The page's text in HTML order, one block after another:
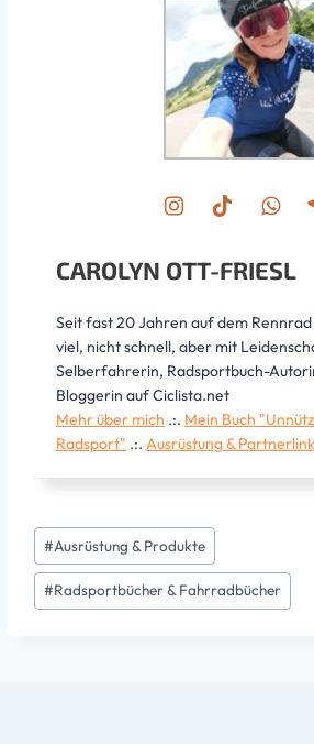
CAROLYN OTT-FRIESL
Seit fast 20 Jahren auf dem
viel, nicht schnell, aber mit
Selberfahrerin, Radsportbuch-
Bloggerin auf Ciclista.net
Mehr über mich .:. Mein Buch
Radsport" .:. Ausrüstung &
Schlagworte:
#Ausrüstung & Produkte
#Radsportbücher & Fahrradbücher